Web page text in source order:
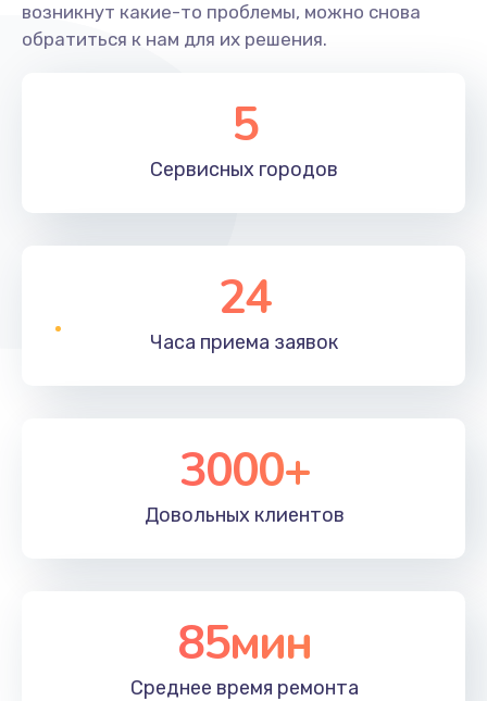
возникнут какие-то проблемы, можно снова
обратиться к нам для их решения.
5
Сервисных городов
24
Часа приема заявок
3000+
Довольных клиентов
85мин
Среднее время ремонта